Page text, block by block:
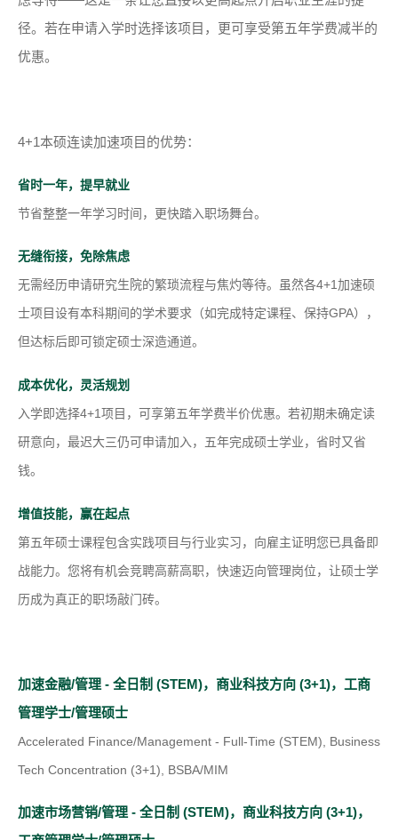
径。若在申请入学时选择该项目，更可享受第五年学费减半的
优惠。
4+1本硕连读加速项目的优势：
省时一年，提早就业
节省整整一年学习时间，更快踏入职场舞台。
无缝衔接，免除焦虑
无需经历申请研究生院的繁琐流程与焦灼等待。虽然各4+1加速硕
士项目设有本科期间的学术要求（如完成特定课程、保持GPA），
但达标后即可锁定硕士深造通道。
成本优化，灵活规划
入学即选择4+1项目，可享第五年学费半价优惠。若初期未确定读
研意向，最迟大三仍可申请加入，五年完成硕士学业，省时又省
钱。
增值技能，赢在起点
第五年硕士课程包含实践项目与行业实习，向雇主证明您已具备即
战能力。您将有机会竞聘高薪高职，快速迈向管理岗位，让硕士学
历成为真正的职场敲门砖。
加速金融/管理 - 全日制 (STEM)，商业科技方向 (3+1)，工商
管理学士/管理硕士(
o
p
Accelerated Finance/Management - Full-Time (STEM), Business
Tech Concentration (3+1), BSBA/MIM
加速市场营销/管理 - 全日制 (STEM)，商业科技方向 (3+1)，